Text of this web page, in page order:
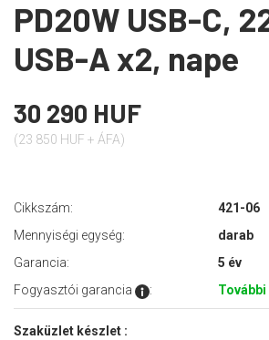
PD20W USB-C,
USB-A x2, nape
30 290 HUF
(23 850 HUF + ÁFA)
Cikkszám:
421-06
Mennyiségi egység:
darab
Garancia:
5 év
Fogyasztói garancia
:
Szaküzlet készlet :